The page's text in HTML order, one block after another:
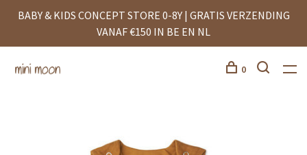
BABY & KIDS CONCEPT STORE 0-8Y | GRATIS VERZENDING
VANAF €150 IN BE EN NL
0